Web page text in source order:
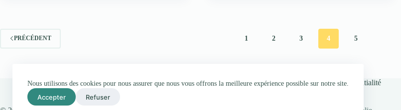
Nous utilisons des cookies pour nous assurer que nous vous offrons la meilleure expérience possible sur notre site.
Accepter Refuser
PRÉCÉDENT 1 2 3 4 5
Conditions générales & Politique de confidentialité